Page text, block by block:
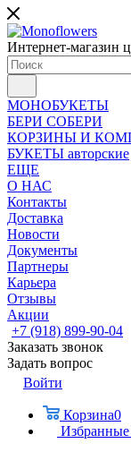
Интернет-магазин
МОНОБУКЕТЫ
БЕРИ СОБЕРИ
КОРЗИНЫ И
БУКЕТЫ авторские
ЕЩЕ
О НАС
Контакты
Доставка
Новости
Документы
Партнеры
Карьера
Отзывы
Акции
+7 (918) 899-90-04
Заказать звонок
Задать вопрос
Войти
Корзина0